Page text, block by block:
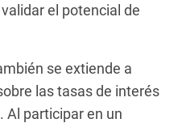
el potencial de
se extiende a
las tasas de interés
Al participar en un